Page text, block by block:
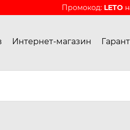
Промокод: LETO
Интернет-магазин